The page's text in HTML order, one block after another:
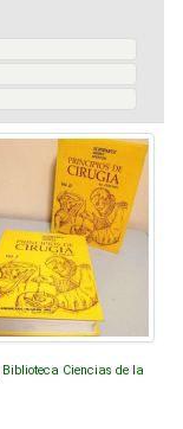
Biblioteca Ciencias de la